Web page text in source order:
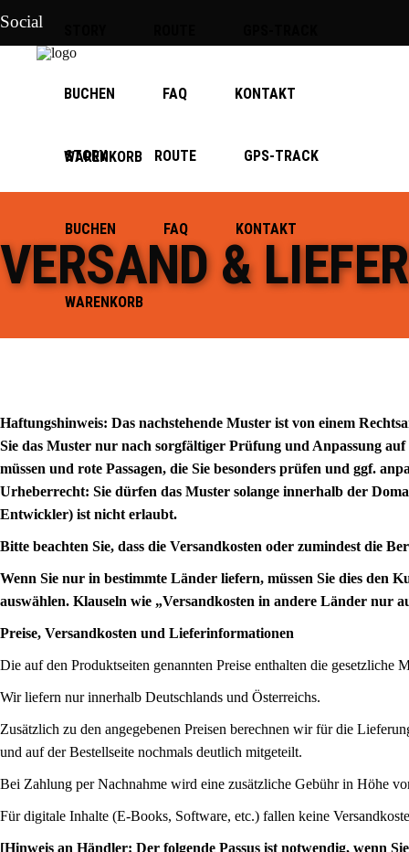
Social
STORY ROUTE GPS-TRACK
BUCHEN FAQ KONTAKT
WARENKORB
BUCHEN FAQ KONTAKT
WARENKORB
VERSAND &
Haftungshinweis: Das nachstehende Muster ist von einem
Sie das Muster nur nach sorgfältiger Prüfung und Anpassung
müssen und rote Passagen, die Sie besonders prüfen und ggf.
Urheberrecht: Sie dürfen das Muster solange innerhalb der
Entwickler) ist nicht erlaubt.
Bitte beachten Sie, dass die Versandkosten oder zumindest die
Wenn Sie nur in bestimmte Länder liefern, müssen Sie dies den
auswählen. Klauseln wie „Versandkosten in andere Länder nur
Preise, Versandkosten und Lieferinformationen
Die auf den Produktseiten genannten Preise enthalten die gesetzliche
Wir liefern nur innerhalb Deutschlands und Österreichs.
Zusätzlich zu den angegebenen Preisen berechnen wir für die
und auf der Bestellseite nochmals deutlich mitgeteilt.
Bei Zahlung per Nachnahme wird eine zusätzliche Gebühr in Höhe
Für digitale Inhalte (E-Books, Software, etc.) fallen keine
[Hinweis an Händler: Der folgende Passus ist notwendig, wenn